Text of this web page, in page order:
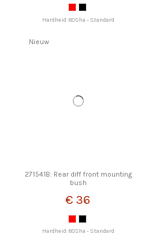
Hardheid: 80Sha - Standard
Nieuw
271541B: Rear diff front mounting
bush
€ 36
Hardheid: 80Sha - Standard